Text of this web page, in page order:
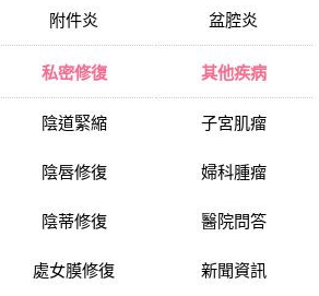
附件炎 盆腔炎
私密修復
陰道緊縮
陰唇修復
陰蒂修復
處女膜修復
其他疾病
子宮肌瘤
婦科腫瘤
醫院問答
新聞資訊